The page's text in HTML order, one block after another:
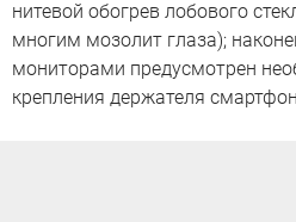
нитевой обогрев лобового
многим мозолит глаза);
мониторами предусмотрен
крепления держателя